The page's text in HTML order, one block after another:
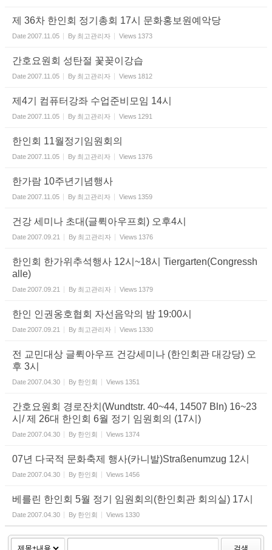
제 36차 한인회 정기총회 17시 문화홍보원예악당
Date2007.11.05 By 최고관리자 Views 1373
간호요원회 성탄절 꽃꽂이강습
Date2007.11.05 By 최고관리자 Views 1812
제4기 컴퓨터강좌 수업준비모임 14시
Date2007.11.05 By 최고관리자 Views 1291
한인회 11월정기임원회의
Date2007.11.05 By 최고관리자 Views 1376
한가람 10주년기념행사
Date2007.11.05 By 최고관리자 Views 1359
건강 세미나 초대(글뤽아우프회) 오후4시
Date2007.09.21 By 최고관리자 Views 1376
한인회 한가위추석행사 12시~18시 Tiergarten(Congressh
alle)
Date2007.09.21 By 최고관리자 Views 1379
한인 인권옹호협회 자선음악의 밤 19:00시
Date2007.09.21 By 최고관리자 Views 1330
전 교민대상 글뤽아우프 건강세미나 (한인회관 대강당) 오
후 3시
Date2007.04.30 By 한인회 Views 1351
간호요원회 경로잔치(Wundtstr. 40~44, 14507 Bln) 16~23
시/ 제 26대 한인회 6월 정기 임원회의 (17시)
Date2007.04.30 By 한인회 Views 1374
07년 다국적 문화축제 행사(카니발)Straßenumzug 12시
Date2007.04.30 By 한인회 Views 1456
베를린 한인회 5월 정기 임원회의(한인회관 회의실) 17시
Date2007.04.30 By 한인회 Views 1330
검색